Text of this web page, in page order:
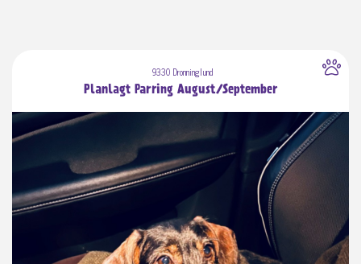
9330 Dronninglund
Planlagt Parring August/September